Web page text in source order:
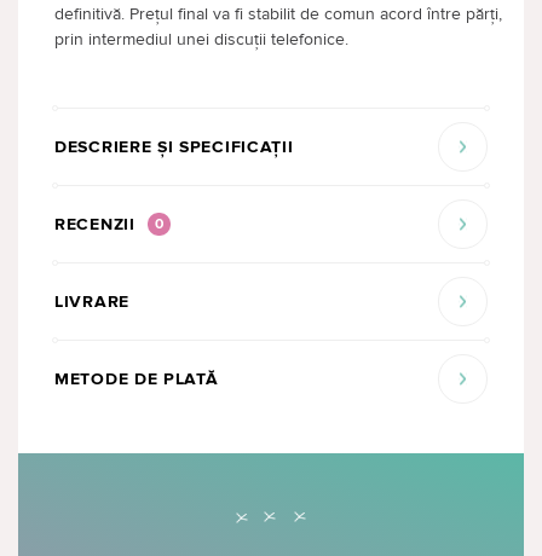
definitivă. Prețul final va fi stabilit de comun acord între părți,
prin intermediul unei discuții telefonice.
DESCRIERE ȘI SPECIFICAȚII
RECENZII 0
LIVRARE
METODE DE PLATĂ